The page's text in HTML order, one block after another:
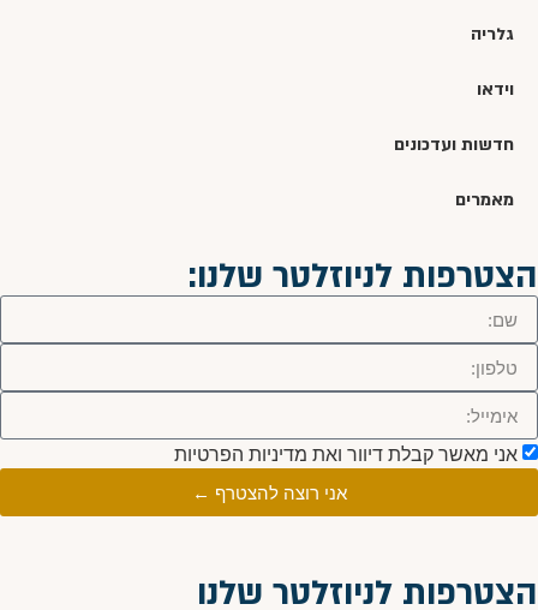
גלריה
וידאו
חדשות ועדכונים
מאמרים
הצטרפות לניוזלטר שלנו:
אני מאשר קבלת דיוור ואת מדיניות הפרטיות
אני רוצה להצטרף ←
הצטרפות לניוזלטר שלנו